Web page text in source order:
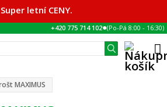
Super letní CENY.
+420 775 714 102●(Po-Pá 8:00 - 16:30)
MAXIMUS